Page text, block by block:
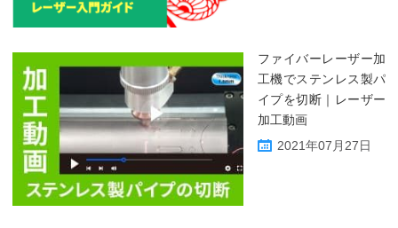
ファイバーレーザー加
工機でステンレス製パ
イプを切断｜レーザー
加工動画
2021年07月27日